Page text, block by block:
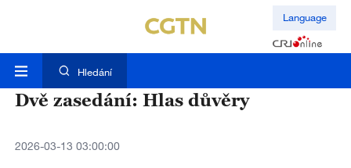
Language
Hledání
Dvě zasedání: Hlas důvěry
2026-03-13 03:00:00